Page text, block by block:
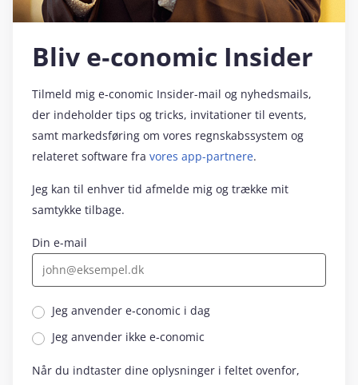
Bliv e‑conomic Insider
Tilmeld mig e‑conomic Insider-mail og nyhedsmails,
der indeholder tips og tricks, invitationer til events,
samt markedsføring om vores regnskabssystem og
relateret software fra vores app-partnere.
Jeg kan til enhver tid afmelde mig og trække mit
samtykke tilbage.
Din e-mail
Jeg anvender e‑conomic i dag
Jeg anvender ikke e‑conomic
Når du indtaster dine oplysninger i feltet ovenfor,